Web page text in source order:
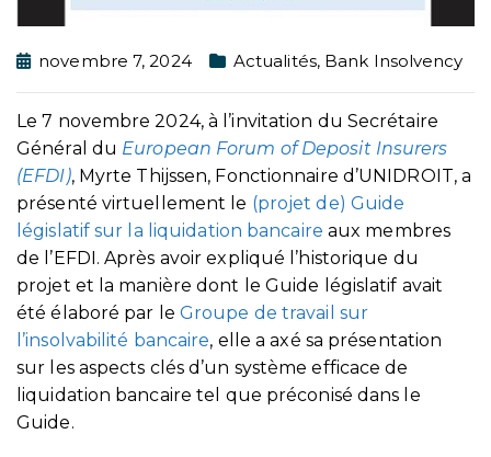
novembre 7, 2024 Actualités, Bank Insolvency
Le 7 novembre 2024, à l’invitation du Secrétaire
Général du European Forum of Deposit Insurers
(EFDI), Myrte Thijssen, Fonctionnaire d’UNIDROIT, a
présenté virtuellement le (projet de) Guide
législatif sur la liquidation bancaire aux membres
de l’EFDI. Après avoir expliqué l’historique du
projet et la manière dont le Guide législatif avait
été élaboré par le Groupe de travail sur
l’insolvabilité bancaire, elle a axé sa présentation
sur les aspects clés d’un système efficace de
liquidation bancaire tel que préconisé dans le
Guide.